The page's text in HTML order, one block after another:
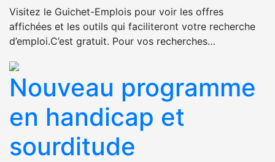
Visitez le Guichet-Emplois pour voir les offres
affichées et les outils qui faciliteront votre recherche
d’emploi.C’est gratuit. Pour vos recherches…
Nouveau programme
en handicap et
sourditude